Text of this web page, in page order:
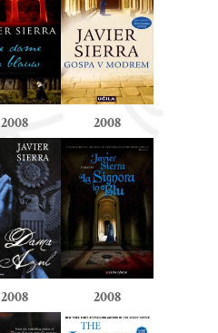
2008 2008
2008 2008